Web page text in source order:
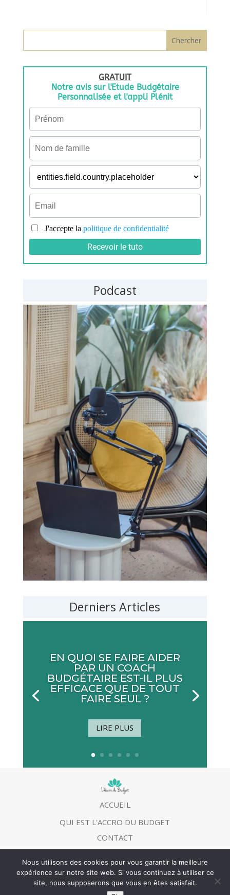
Podcast
Derniers Articles
EN QUOI SE FAIRE AIDER
PAR UN COACH
BUDGÉTAIRE EST-IL PLUS
EFFICACE QUE DE TOUT
FAIRE SEUL ?
LIRE PLUS
ACCUEIL
QUI EST L'ACCRO DU BUDGET
CONTACT
2013 | Tous droits réservés
Nous utilisons des cookies pour vous garantir la meilleure
expérience sur notre site web. Si vous continuez à utiliser ce
site, nous supposerons que vous en êtes satisfait.